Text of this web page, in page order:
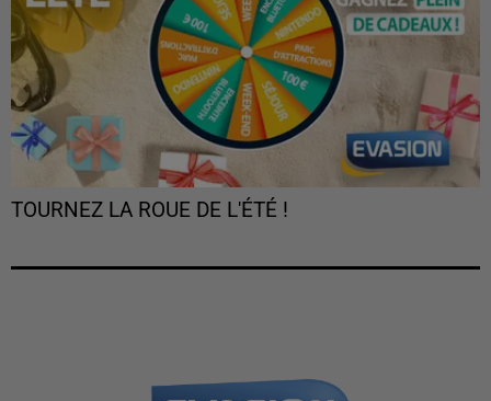
TOURNEZ LA ROUE DE L'ÉTÉ !